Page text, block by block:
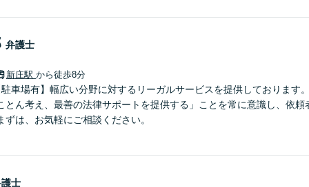
弁護士
新庄駅 から徒歩8分
車場有】幅広い分野に対するリーガルサービスを提供しております
とん考え、最善の法律サポートを提供する」ことを常に意識し、依頼
ずは、お気軽にご相談ください。
士